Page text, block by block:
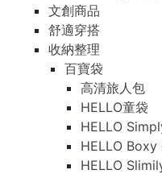
文創商品
舒適穿搭
收納整理
百寶袋
高清旅人包
HELLO童袋
HELLO
HELLO Boxy
HELLO